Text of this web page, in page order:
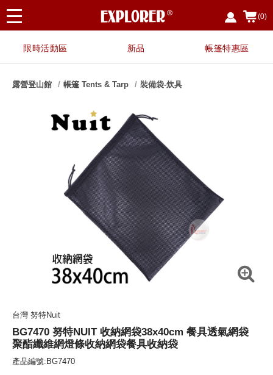
(0)
限時活動區 新品 帳篷特惠區
露營登山館 帳篷 Tents & Tarp 裝備袋-炊具
台灣 努特Nuit
BG7470 努特NUIT 收納網袋38x40cm 餐具透氣網袋
聚酯纖維網燈條收納網袋餐具收納袋
產品編號:BG7470